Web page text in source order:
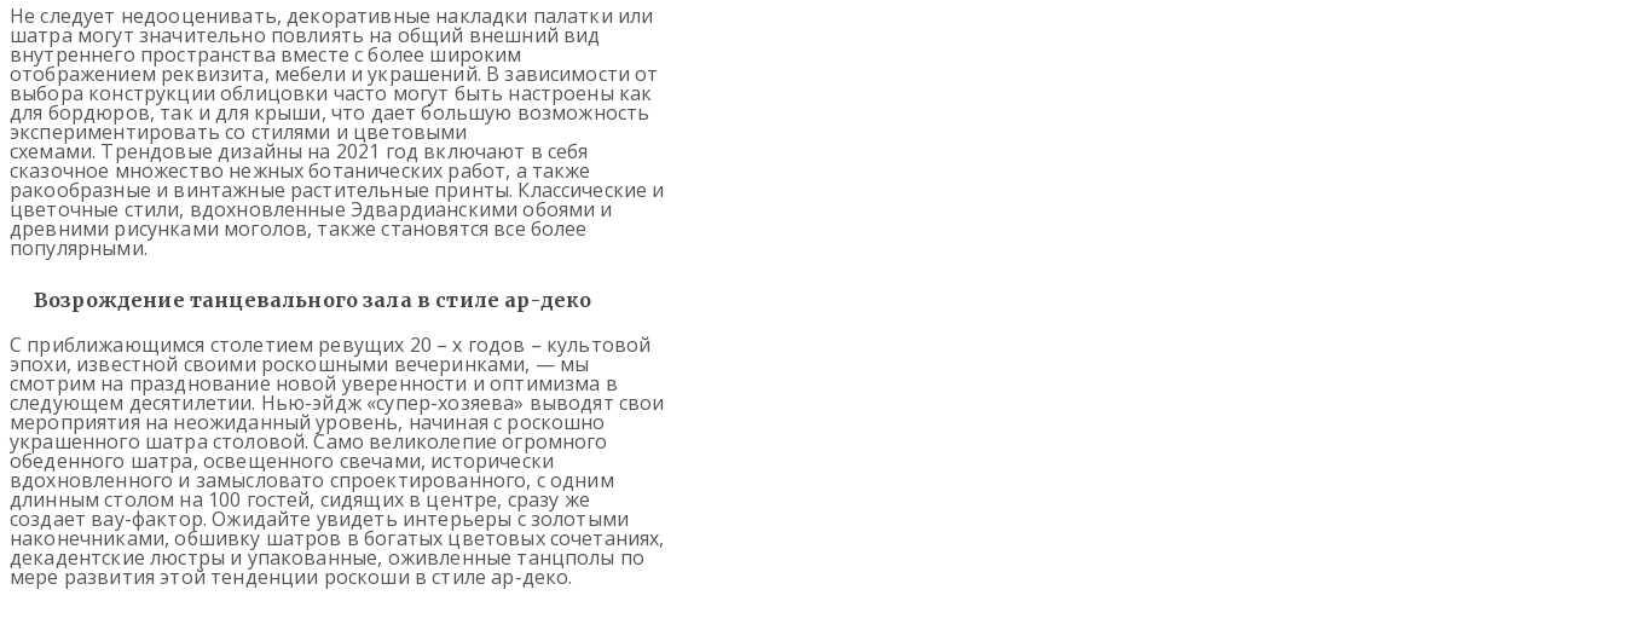
Не следует недооценивать, декоративные накладки палатки или
шатра могут значительно повлиять на общий внешний вид
внутреннего пространства вместе с более широким
отображением реквизита, мебели и украшений. В зависимости от
выбора конструкции облицовки часто могут быть настроены как
для бордюров, так и для крыши, что дает большую возможность
экспериментировать со стилями и цветовыми
схемами. Трендовые дизайны на 2021 год включают в себя
сказочное множество нежных ботанических работ, а также
ракообразные и винтажные растительные принты. Классические и
цветочные стили, вдохновленные Эдвардианскими обоями и
древними рисунками моголов, также становятся все более
популярными.
Возрождение танцевального зала в стиле ар-деко
С приближающимся столетием ревущих 20 – х годов – культовой
эпохи, известной своими роскошными вечеринками, — мы
смотрим на празднование новой уверенности и оптимизма в
следующем десятилетии. Нью-эйдж «супер-хозяева» выводят свои
мероприятия на неожиданный уровень, начиная с роскошно
украшенного шатра столовой. Само великолепие огромного
обеденного шатра, освещенного свечами, исторически
вдохновленного и замысловато спроектированного, с одним
длинным столом на 100 гостей, сидящих в центре, сразу же
создает вау-фактор. Ожидайте увидеть интерьеры с золотыми
наконечниками, обшивку шатров в богатых цветовых сочетаниях,
декадентские люстры и упакованные, оживленные танцполы по
мере развития этой тенденции роскоши в стиле ар-деко.